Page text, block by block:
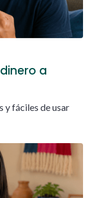
a
y fáciles de usar